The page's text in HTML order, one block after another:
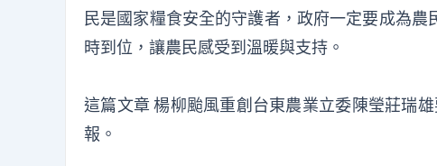
民是國家糧食安全的守護者，政府一定要成為
時到位，讓農民感受到溫暖與支持。
這篇文章楊柳颱風重創台東農業立委陳瑩莊瑞雄
報 。